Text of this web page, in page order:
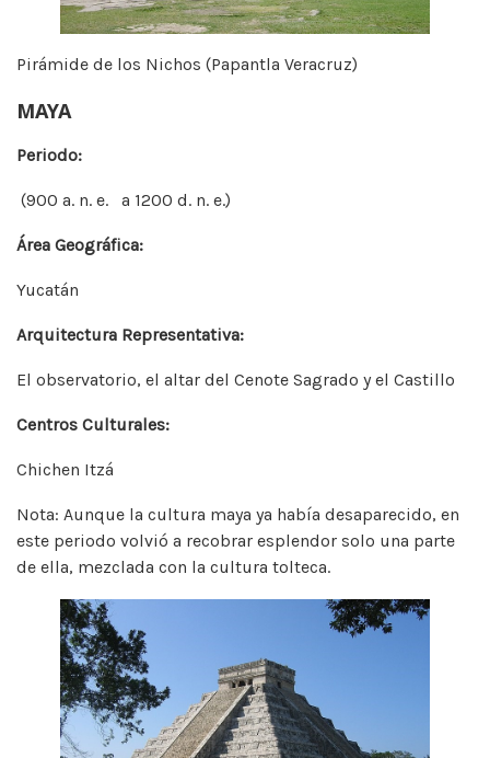
Pirámide de los Nichos (Papantla Veracruz)
MAYA
Periodo:
(900 a. n. e. a 1200 d. n. e.)
Área Geográfica:
Yucatán
Arquitectura Representativa:
El observatorio, el altar del Cenote Sagrado y el Castillo
Centros Culturales:
Chichen Itzá
Nota: Aunque la cultura maya ya había desaparecido, en
este periodo volvió a recobrar esplendor solo una parte
de ella, mezclada con la cultura tolteca.